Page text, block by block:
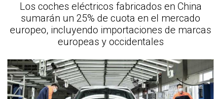
Los coches eléctricos fabricados en China
sumarán un 25% de cuota en el mercado
europeo, incluyendo importaciones de marcas
europeas y occidentales